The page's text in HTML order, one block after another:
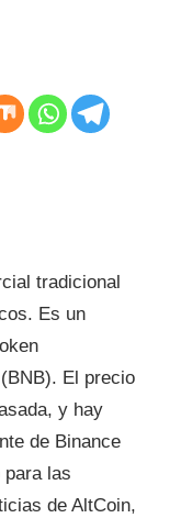
tradicional
Es un
El precio
y hay
de Binance
las
de AltCoin,